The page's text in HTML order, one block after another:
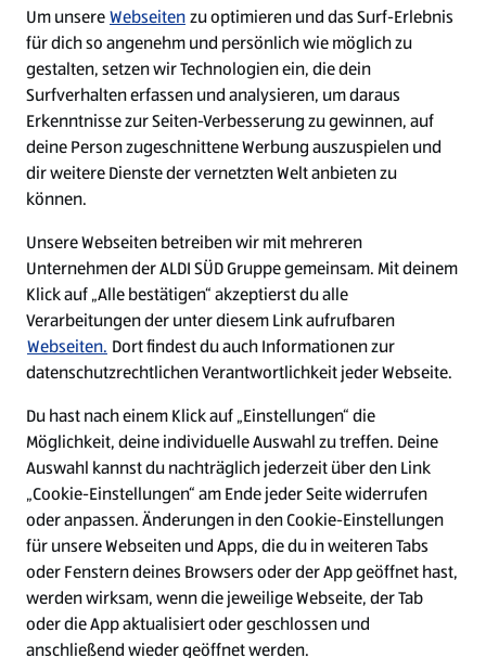
Leichte Sprache
Kontakt
W
i
r
d
a
u
f
W
i
r
d
a
u
f
W
i
r
d
a
u
f
W
i
r
d
a
Cookie - Liste
Datenschutz
Um unsereWebseitenzu optimieren und das Surf-Erlebnis
für dich so angenehm und persönlich wie möglich zu
gestalten, setzen wir Technologien ein, die dein
Surfverhalten erfassen und analysieren, um daraus
Erkenntnisse zur Seiten-Verbesserung zu gewinnen, auf
deine Person zugeschnittene Werbung auszuspielen und
dir weitere Dienste der vernetzten Welt anbieten zu
können.
Unsere Webseiten betreiben wir mit mehreren
Unternehmen der ALDI SÜD Gruppe gemeinsam. Mit deinem
Klick auf „Alle bestätigen“ akzeptierst du alle
Verarbeitungen der unter diesem Link aufrufbaren
Webseiten. Dort findest du auch Informationen zur
datenschutzrechtlichen Verantwortlichkeit jeder Webseite.
Du hast nach einem Klick auf „Einstellungen“ die
Möglichkeit, deine individuelle Auswahl zu treffen. Deine
Auswahl kannst du nachträglich jederzeit über den Link
„Cookie-Einstellungen“ am Ende jeder Seite widerrufen
oder anpassen. Änderungen in den Cookie-Einstellungen
für unsere Webseiten und Apps, die du in weiteren Tabs
oder Fenstern deines Browsers oder der App geöffnet hast,
werden wirksam, wenn die jeweilige Webseite, der Tab
oder die App aktualisiert oder geschlossen und
anschließend wieder geöffnet werden.